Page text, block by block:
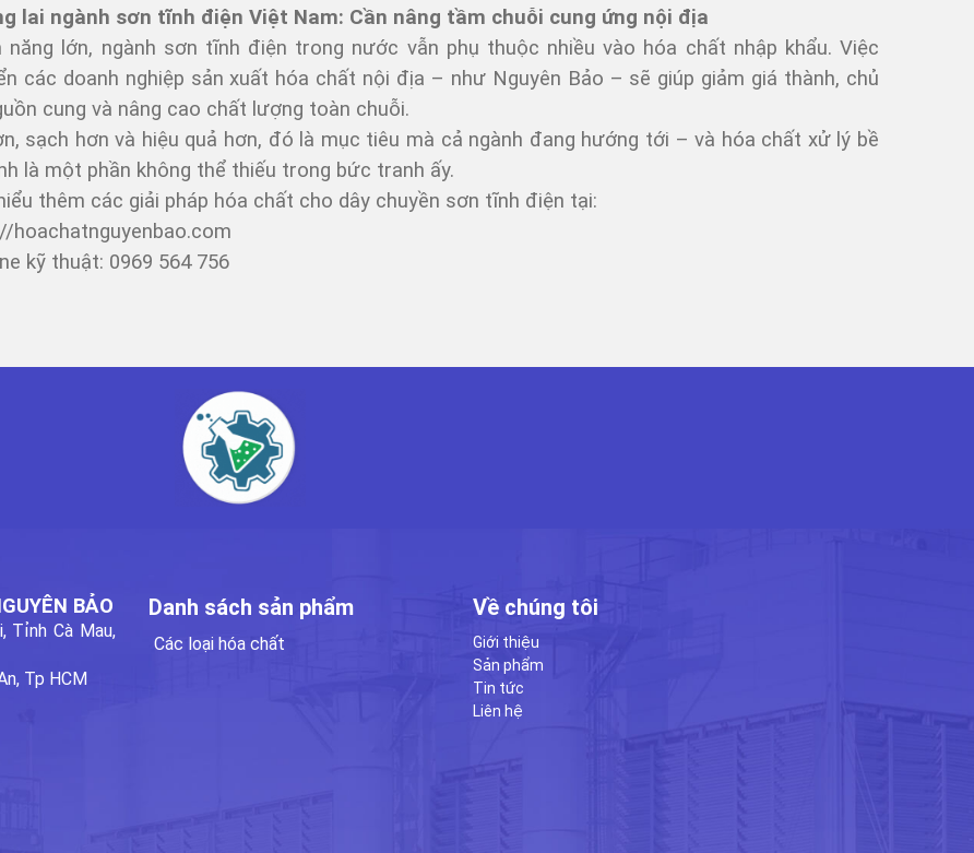
lai ngành sơn tĩnh điện Việt Nam: Cần nâng tầm chuỗi cung ứng nội địa
năng lớn, ngành sơn tĩnh điện trong nước vẫn phụ thuộc nhiều vào hóa chất nhập khẩu. Việc
các doanh nghiệp sản xuất hóa chất nội địa – như Nguyên Bảo – sẽ giúp giảm giá thành, chủ
cung và nâng cao chất lượng toàn chuỗi.
sạch hơn và hiệu quả hơn, đó là mục tiêu mà cả ngành đang hướng tới – và hóa chất xử lý bề
là một phần không thể thiếu trong bức tranh ấy.
thêm các giải pháp hóa chất cho dây chuyền sơn tĩnh điện tại:
hoachatnguyenbao.com
kỹ thuật: 0969 564 756
BẢO
Tỉnh Cà Mau,
Tp HCM
Danh sách sản phẩm
Các loại hóa chất
Về chúng tôi
Giới thiệu
Sản phẩm
Tin tức
Liên hệ